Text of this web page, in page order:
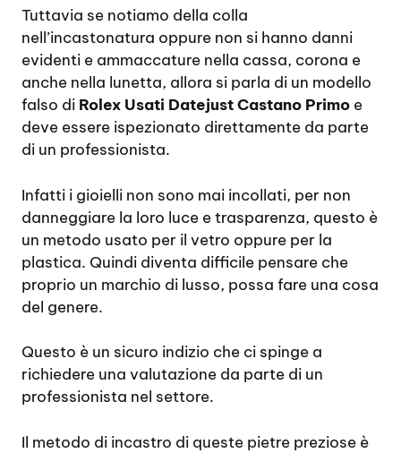
Tuttavia se notiamo della colla
nell’incastonatura oppure non si hanno danni
evidenti e ammaccature nella cassa, corona e
anche nella lunetta, allora si parla di un modello
falso di Rolex Usati Datejust Castano Primo e
deve essere ispezionato direttamente da parte
di un professionista.
Infatti i gioielli non sono mai incollati, per non
danneggiare la loro luce e trasparenza, questo è
un metodo usato per il vetro oppure per la
plastica. Quindi diventa difficile pensare che
proprio un marchio di lusso, possa fare una cosa
del genere.
Questo è un sicuro indizio che ci spinge a
richiedere una valutazione da parte di un
professionista nel settore.
Il metodo di incastro di queste pietre preziose è